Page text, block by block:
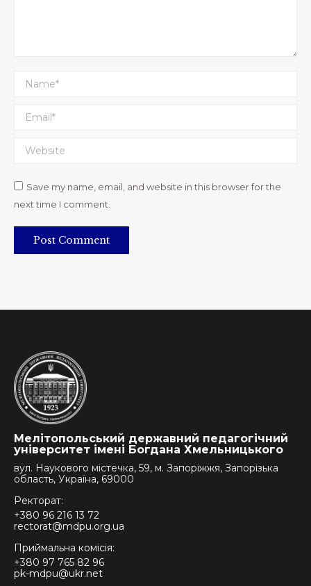
Name *
Email *
Website
Save my name, email, and website in this browser for the
next time I comment.
Post Comment
Мелітопольський державний педагогічний
університет імені Богдана Хмельницького
вул. Наукового містечка, 59, м. Запоріжжя, Запорізька
область, Україна, 69000
Ректорат:
+380 96 216 13 72
rectorat@mdpu.org.ua
Приймальна комісія:
+380 97 765 82 96
pk-mdpu@ukr.net